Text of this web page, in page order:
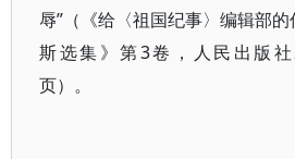
辱”（《给〈祖国纪事〉编辑部
斯选集》第3卷，人民出版
页）。